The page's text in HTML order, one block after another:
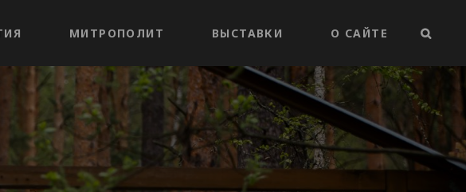
МИТРОПОЛИТ ВЫСТАВКИ О САЙТЕ